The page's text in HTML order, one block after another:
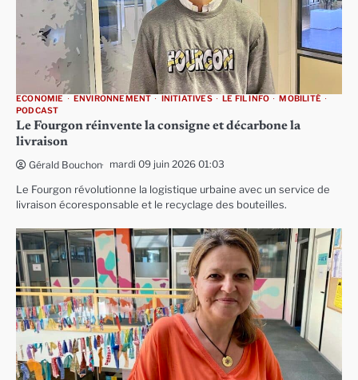
ECONOMIE ENVIRONNEMENT INITIATIVES LE FIL INFO
MOBILITÉ
PODCAST
Le Fourgon réinvente la consigne et décarbone la
livraison
Gérald Bouchon mardi 09 juin 2026 01:03
Le Fourgon révolutionne la logistique urbaine avec un service de
livraison écoresponsable et le recyclage des bouteilles.